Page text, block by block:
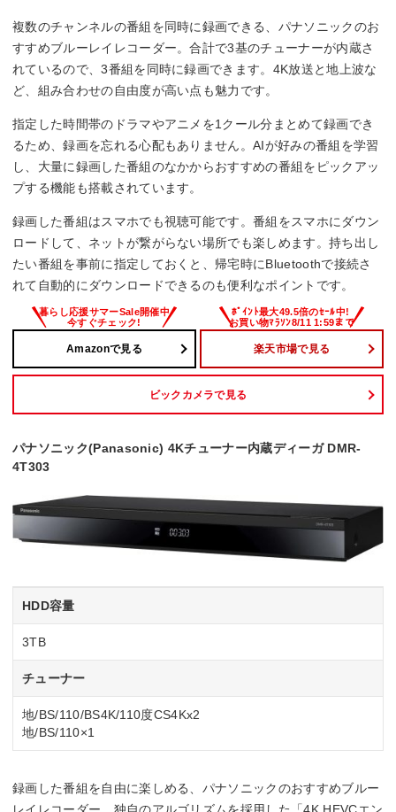
複数のチャンネルの番組を同時に録画できる、パナソニックのお
すすめブルーレイレコーダー。合計で3基のチューナーが内蔵さ
れているので、3番組を同時に録画できます。4K放送と地上波な
ど、組み合わせの自由度が高い点も魅力です。
指定した時間帯のドラマやアニメを1クール分まとめて録画でき
るため、録画を忘れる心配もありません。AIが好みの番組を学習
し、大量に録画した番組のなかからおすすめの番組をピックアッ
プする機能も搭載されています。
録画した番組はスマホでも視聴可能です。番組をスマホにダウン
ロードして、ネットが繋がらない場所でも楽しめます。持ち出し
たい番組を事前に指定しておくと、帰宅時にBluetoothで接続さ
れて自動的にダウンロードできるのも便利なポイントです。
Amazonで見る 楽天市場で見る
ビックカメラで見る
パナソニック(Panasonic) 4Kチューナー内蔵ディーガ DMR-
4T303
HDD容量
3TB
チューナー
地/BS/110/BS4K/110度CS4Kx2
地/BS/110×1
録画した番組を自由に楽しめる、パナソニックのおすすめブルー
レイレコーダー。独自のアルゴリズムを採用した「4K HEVCエン